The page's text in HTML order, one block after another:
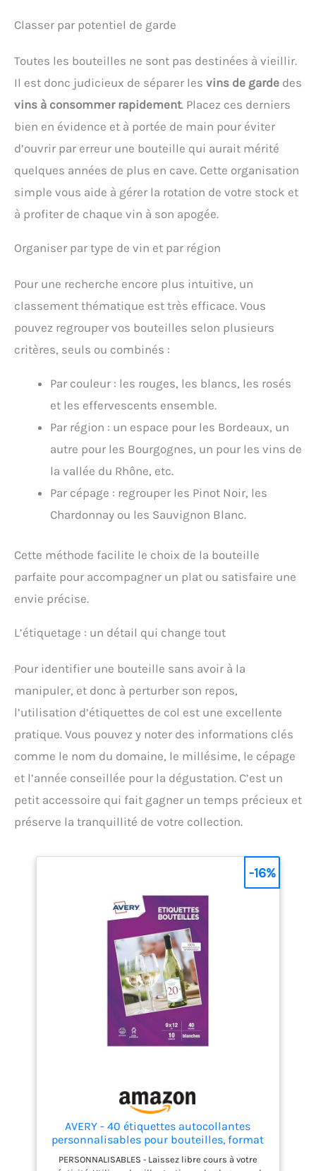
Classer par potentiel de garde
Toutes les bouteilles ne sont pas destinées à vieillir.
Il est donc judicieux de séparer les vins de garde des
vins à consommer rapidement. Placez ces derniers
bien en évidence et à portée de main pour éviter
d’ouvrir par erreur une bouteille qui aurait mérité
quelques années de plus en cave. Cette organisation
simple vous aide à gérer la rotation de votre stock et
à profiter de chaque vin à son apogée.
Organiser par type de vin et par région
Pour une recherche encore plus intuitive, un
classement thématique est très efficace. Vous
pouvez regrouper vos bouteilles selon plusieurs
critères, seuls ou combinés :
Par couleur : les rouges, les blancs, les rosés
et les effervescents ensemble.
Par région : un espace pour les Bordeaux, un
autre pour les Bourgognes, un pour les vins de
la vallée du Rhône, etc.
Par cépage : regrouper les Pinot Noir, les
Chardonnay ou les Sauvignon Blanc.
Cette méthode facilite le choix de la bouteille
parfaite pour accompagner un plat ou satisfaire une
envie précise.
L’étiquetage : un détail qui change tout
Pour identifier une bouteille sans avoir à la
manipuler, et donc à perturber son repos,
l’utilisation d’étiquettes de col est une excellente
pratique. Vous pouvez y noter des informations clés
comme le nom du domaine, le millésime, le cépage
et l’année conseillée pour la dégustation. C’est un
petit accessoire qui fait gagner un temps précieux et
préserve la tranquillité de votre collection.
AVERY - 40 étiquettes autocollantes
personnalisables pour bouteilles, format
90 x 120 mm, compatibles impression jet
d’encre, idéales pour vin, jus, cadeaux,
PERSONNALISABLES - Laissez libre cours à votre
-16%